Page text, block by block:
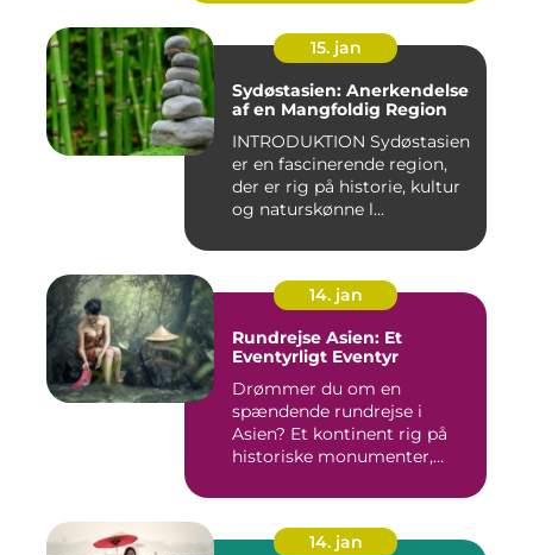
15. jan
Sydøstasien: Anerkendelse
af en Mangfoldig Region
INTRODUKTION Sydøstasien
er en fascinerende region,
der er rig på historie, kultur
og naturskønne l...
14. jan
Rundrejse Asien: Et
Eventyrligt Eventyr
Drømmer du om en
spændende rundrejse i
Asien? Et kontinent rig på
historiske monumenter,
14. jan